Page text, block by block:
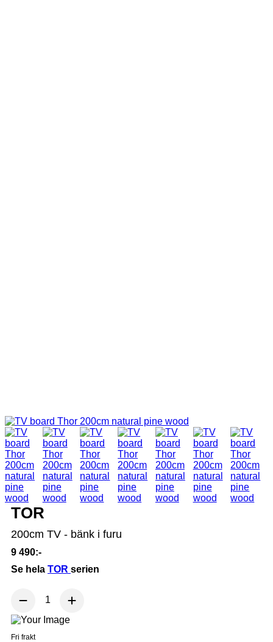
TOR
200cm TV - bänk i furu
9 490:-
Se hela TOR serien
Fri frakt